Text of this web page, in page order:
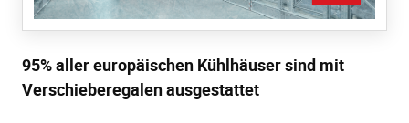
95% aller europäischen Kühlhäuser sind mit
Verschieberegalen ausgestattet